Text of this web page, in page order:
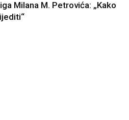
Milana M. Petrovića: „Kako